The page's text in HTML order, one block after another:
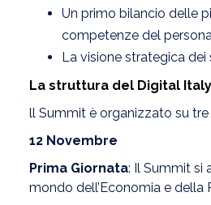
Un primo bilancio delle
competenze del
La visione strategica
La struttura del Digital
ll Summit è organizzato su tre
12 Novembre
Prima Giornata: Il Summit si
mondo dell’Economia e della